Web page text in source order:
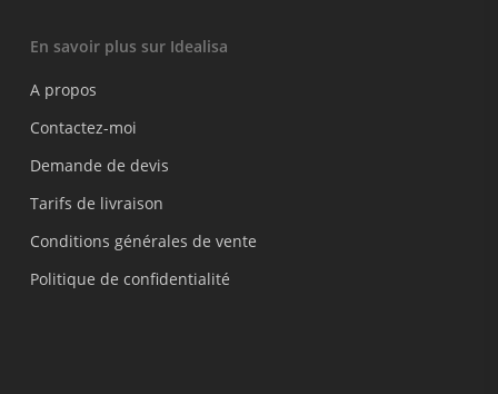
En savoir plus sur Idealisa
A propos
Contactez-moi
Demande de devis
Tarifs de livraison
Conditions générales de vente
Politique de confidentialité